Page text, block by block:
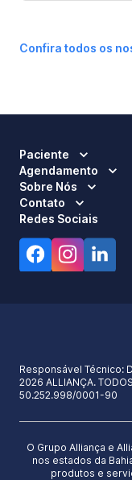
Confira todos os
Paciente
Agendamento
Sobre Nós
Contato
Redes Sociais
Responsável Técnico:
2026 ALLIANÇA.
50.252.998/0001-90
O Grupo Alliança e
nos estados da
produtos e